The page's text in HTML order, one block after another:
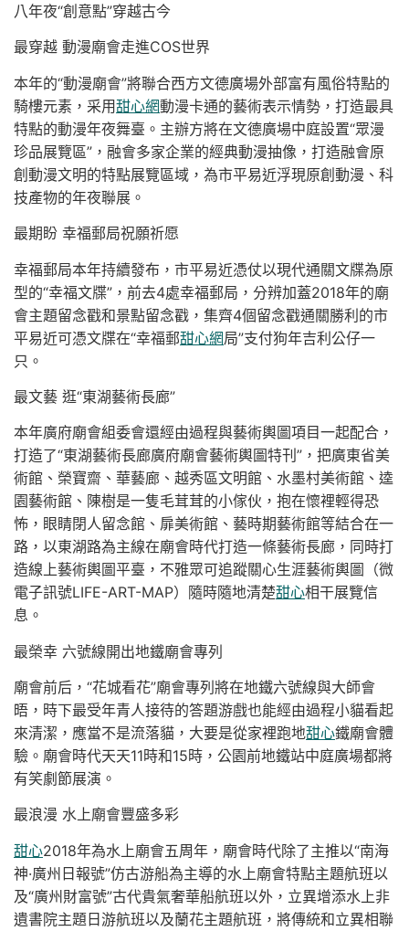
八年夜“創意點”穿越古今
最穿越 動漫廟會走進COS世界
本年的“動漫廟會”將聯合西方文德廣場外部富有風俗特點的
騎樓元素，采用甜心網動漫卡通的藝術表示情勢，打造最具
特點的動漫年夜舞臺。主辦方將在文德廣場中庭設置“眾漫
珍品展覽區”，融會多家企業的經典動漫抽像，打造融會原
創動漫文明的特點展覽區域，為市平易近浮現原創動漫、科
技產物的年夜聯展。
最期盼 幸福郵局祝願祈愿
幸福郵局本年持續發布，市平易近憑仗以現代通關文牒為原
型的“幸福文牒”，前去4處幸福郵局，分辨加蓋2018年的廟
會主題留念戳和景點留念戳，集齊4個留念戳通關勝利的市
平易近可憑文牒在“幸福郵甜心網局”支付狗年吉利公仔一
只。
最文藝 逛“東湖藝術長廊”
本年廣府廟會組委會還經由過程與藝術輿圖項目一起配合，
打造了“東湖藝術長廊廣府廟會藝術輿圖特刊”，把廣東省美
術館、榮寶齋、華藝廊、越秀區文明館、水墨村美術館、逵
園藝術館、陳樹是一隻毛茸茸的小傢伙，抱在懷裡輕得恐
怖，眼睛閉人留念館、扉美術館、藝時期藝術館等結合在一
路，以東湖路為主線在廟會時代打造一條藝術長廊，同時打
造線上藝術輿圖平臺，不雅眾可追蹤關心生涯藝術輿圖（微
電子訊號LIFE-ART-MAP）隨時隨地清楚甜心相干展覽信
息。
最榮幸 六號線開出地鐵廟會專列
廟會前后，“花城看花”廟會專列將在地鐵六號線與大師會
晤，時下最受年青人接待的答題游戲也能經由過程小貓看起
來清潔，應當不是流落貓，大要是從家裡跑地甜心鐵廟會體
驗。廟會時代天天11時和15時，公園前地鐵站中庭廣場都將
有笑劇節展演。
最浪漫 水上廟會豐盛多彩
甜心2018年為水上廟會五周年，廟會時代除了主推以“南海
神·廣州日報號”仿古游船為主導的水上廟會特點主題航班以
及“廣州財富號”古代貴氣奢華船航班以外，立異增添水上非
遺書院主題日游航班以及蘭花主題航班，將傳統和立異相聯